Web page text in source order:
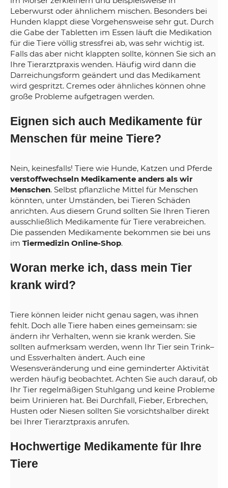
Leberwurst oder ähnlichem mischen. Besonders bei
Hunden klappt diese Vorgehensweise sehr gut. Durch
die Gabe der Tabletten im Essen läuft die Medikation
für die Tiere völlig stressfrei ab, was sehr wichtig ist.
Falls das aber nicht klappten sollte, können Sie sich an
Ihre Tierarztpraxis wenden. Häufig wird dann die
Darreichungsform geändert und das Medikament
wird gespritzt. Cremes oder ähnliches können ohne
große Probleme aufgetragen werden.
Eignen sich auch Medikamente für
Menschen für meine Tiere?
Nein, keinesfalls! Tiere wie Hunde, Katzen und Pferde
verstoffwechseln Medikamente anders als wir
Menschen. Selbst pflanzliche Mittel für Menschen
könnten, unter Umständen, bei Tieren Schäden
anrichten. Aus diesem Grund sollten Sie Ihren Tieren
ausschließlich Medikamente für Tiere verabreichen.
Die passenden Medikamente bekommen sie bei uns
im Tiermedizin Online-Shop.
Woran merke ich, dass mein Tier
krank wird?
Tiere können leider nicht genau sagen, was ihnen
fehlt. Doch alle Tiere haben eines gemeinsam: sie
ändern ihr Verhalten, wenn sie krank werden. Sie
sollten aufmerksam werden, wenn Ihr Tier sein Trink–
und Essverhalten ändert. Auch eine
Wesensveränderung und eine geminderter Aktivität
werden häufig beobachtet. Achten Sie auch darauf, ob
Ihr Tier regelmäßigen Stuhlgang und keine Probleme
beim Urinieren hat. Bei Durchfall, Fieber, Erbrechen,
Husten oder Niesen sollten Sie vorsichtshalber direkt
bei Ihrer Tierarztpraxis anrufen.
Hochwertige Medikamente für Ihre
Tiere